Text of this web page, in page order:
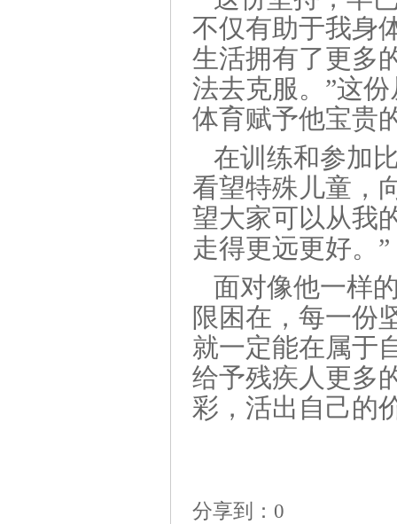
不仅有助于我身
生活拥有了更多
法去克服。”这
体育赋予他宝贵
在训练和参加
看望特殊儿童，
望大家可以从我
走得更远更好。”
面对像他一样
限困在，每一份
就一定能在属于
给予残疾人更多
彩，活出自己的
分享到： 0